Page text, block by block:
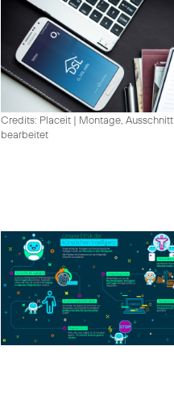
Credits: Placeit | Montage, Ausschnitt
bearbeitet